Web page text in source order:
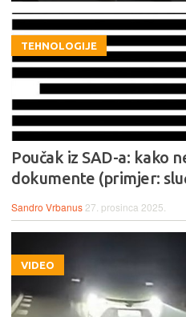
TEHNOLOGIJE
Poučak iz SAD-a: kako
dokumente (primjer:
Sandro Vrbanus 27. prosinca 2025.
VIDEO